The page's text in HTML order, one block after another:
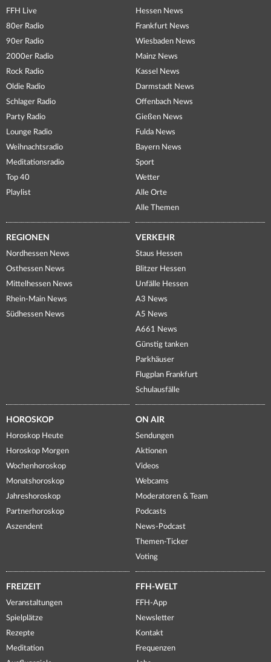
FFH Live
80er Radio
90er Radio
2000er Radio
Rock Radio
Oldie Radio
Schlager Radio
Party Radio
Lounge Radio
Weihnachtsradio
Meditationsradio
Top 40
Playlist
Hessen News
Frankfurt News
Wiesbaden News
Mainz News
Kassel News
Darmstadt News
Offenbach News
Gießen News
Fulda News
Bayern News
Sport
Wetter
Alle Orte
Alle Themen
REGIONEN
Nordhessen News
Osthessen News
Mittelhessen News
Rhein-Main News
Südhessen News
VERKEHR
Staus Hessen
Blitzer Hessen
Unfälle Hessen
A3 News
A5 News
A661 News
Günstig tanken
Parkhäuser
Flugplan Frankfurt
Schulausfälle
HOROSKOP
Horoskop Heute
Horoskop Morgen
Wochenhoroskop
Monatshoroskop
Jahreshoroskop
Partnerhoroskop
Aszendent
ON AIR
Sendungen
Aktionen
Videos
Webcams
Moderatoren & Team
Podcasts
News-Podcast
Themen-Ticker
Voting
FREIZEIT
Veranstaltungen
Spielplätze
Rezepte
Meditation
FFH-WELT
FFH-App
Newsletter
Kontakt
Frequenzen